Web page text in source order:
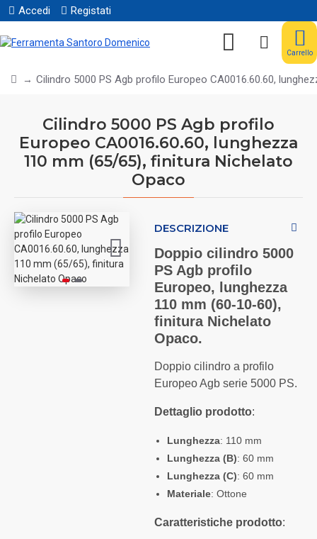
Accedi Registati
Carrello
Cilindro 5000 PS Agb profilo Europeo CA0016.60.60,
Cilindro 5000 PS Agb profilo
Europeo CA0016.60.60, lunghezza
110 mm (65/65), finitura Nichelato
Opaco
DESCRIZIONE
Doppio cilindro 5000
PS Agb profilo
Europeo, lunghezza
110 mm (60-10-60),
finitura Nichelato
Opaco.
Doppio cilindro a profilo
Europeo Agb serie 5000 PS.
Dettaglio prodotto:
Lunghezza: 110 mm
Lunghezza (B): 60 mm
Lunghezza (C): 60 mm
Materiale: Ottone
Caratteristiche prodotto: